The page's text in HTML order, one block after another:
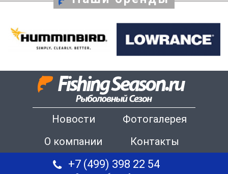
Новости
Фотогалерея
О компании
Контакты
+7 (499) 398 22 54